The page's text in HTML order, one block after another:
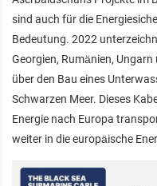
sind auch für die
Bedeutung. 2022
Georgien, Rumänien, Ungarn
über den Bau eines
Schwarzen Meer. Dieses
Energie nach Europa
weiter in die europäische